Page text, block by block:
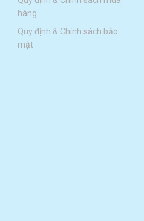
hàng
Quy định & Chính sách bảo
mật